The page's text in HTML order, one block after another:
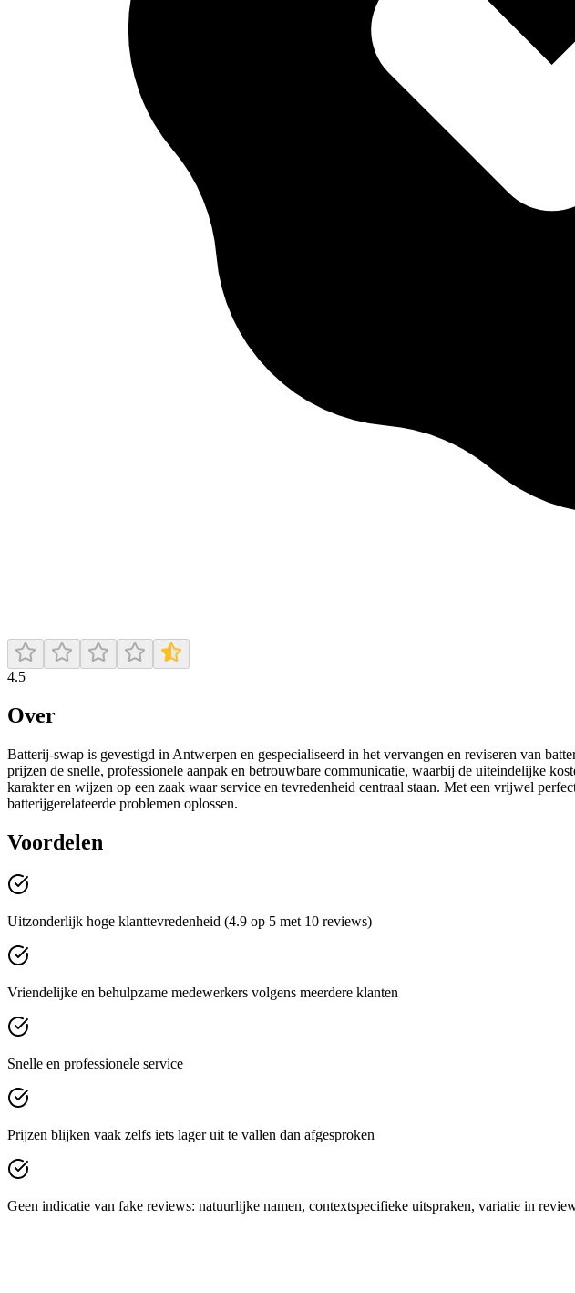
4.5
Over
Batterij-swap is gevestigd in Antwerpen en gespecialiseerd in het vervangen en reviseren van
prijzen de snelle, professionele aanpak en betrouwbare communicatie, waarbij de uiteindelijke
karakter en wijzen op een zaak waar service en tevredenheid centraal staan. Met een vrijwel
batterijgerelateerde problemen oplossen.
Voordelen
Uitzonderlijk hoge klanttevredenheid (4.9 op 5 met 10 reviews)
Vriendelijke en behulpzame medewerkers volgens meerdere klanten
Snelle en professionele service
Prijzen blijken vaak zelfs iets lager uit te vallen dan afgesproken
Geen indicatie van fake reviews: natuurlijke namen, contextspecifieke uitspraken, variatie in